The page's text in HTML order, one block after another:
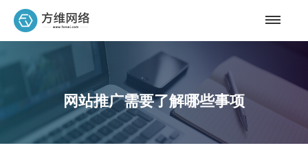
网站推广需要了解哪些事项